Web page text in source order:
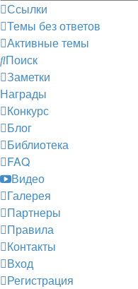
Ссылки
Темы без ответов
Активные темы
Поиск
Заметки
Награды
Конкурс
Блог
Библиотека
FAQ
Видео
Галерея
Партнеры
Правила
Контакты
Вход
Регистрация